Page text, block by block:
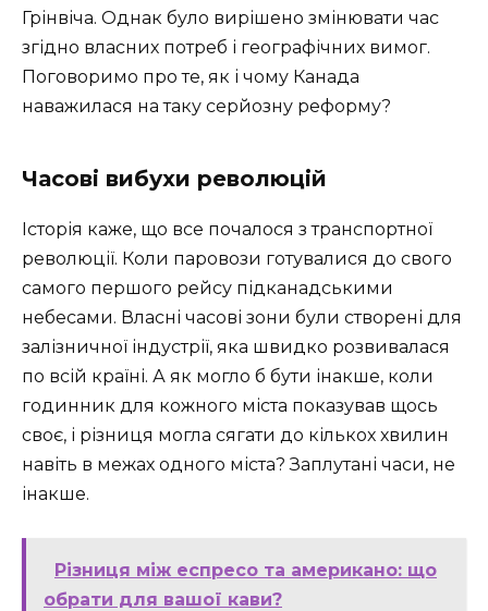
Грінвіча. Однак було вирішено змінювати час
згідно власних потреб і географічних вимог.
Поговоримо про те, як і чому Канада
наважилася на таку серйозну реформу?
Часові вибухи революцій
Історія каже, що все почалося з транспортної
революції. Коли паровози готувалися до свого
самого першого рейсу підканадськими
небесами. Власні часові зони були створені для
залізничної індустрії, яка швидко розвивалася
по всій країні. А як могло б бути інакше, коли
годинник для кожного міста показував щось
своє, і різниця могла сягати до кількох хвилин
навіть в межах одного міста? Заплутані часи, не
інакше.
Різниця між еспресо та американо: що
обрати для вашої кави?